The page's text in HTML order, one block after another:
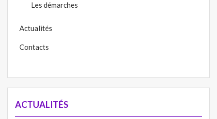
Les démarches
Actualités
Contacts
ACTUALITÉS